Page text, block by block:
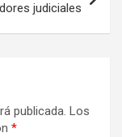
judiciales
publicada. Los
*